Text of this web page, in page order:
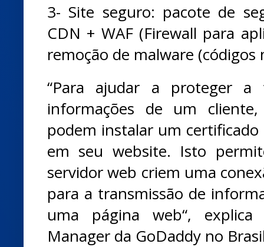
3- Site seguro: pacote de
CDN + WAF (Firewall para
remoção de malware (códigos
“Para ajudar a proteger a
informações de um
podem instalar um certificado
em seu website. Isto
servidor web criem uma
para a transmissão de
uma página web“, explica
Manager da GoDaddy no